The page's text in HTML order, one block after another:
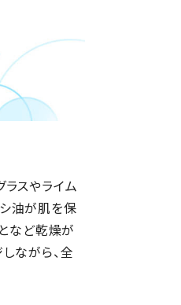
スやライム
油が肌を保
など乾燥が
ながら、全